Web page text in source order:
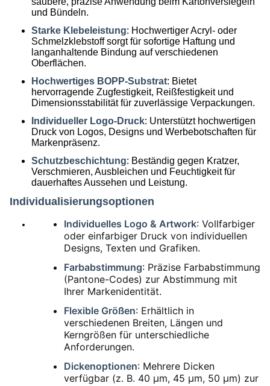
und Bündeln.
Starke Klebeleistung: Hochwertiger Acryl- oder
Schmelzklebstoff sorgt für sofortige Haftung und
langanhaltende Bindung auf verschiedenen
Oberflächen.
Hochwertiges BOPP-Substrat: Bietet
hervorragende Zugfestigkeit, Reißfestigkeit und
Dimensionsstabilität für zuverlässige Verpackungen.
Individueller Logo-Druck: Unterstützt hochwertigen
Druck von Logos, Designs und Werbebotschaften für
Markenpräsenz.
Schutzbeschichtung: Beständig gegen Kratzer,
Verschmieren, Ausbleichen und Feuchtigkeit für
dauerhaftes Aussehen und Leistung.
Individualisierungsoptionen
Individuelles Logo & Artwork: Vollfarbiger
oder einfarbiger Druck von individuellen
Designs, Texten und Grafiken.
Farbabstimmung: Präzise Farbabstimmung
(Pantone-Codes) zur Abstimmung mit
Ihrer Markenidentität.
Flexible Größen: Erhältlich in
verschiedenen Breiten, Längen und
Kerngrößen für unterschiedliche
Anforderungen.
Dickenoptionen: Mehrere Dicken
verfügbar (z. B. 40 μm, 45 μm, 50 μm) zur